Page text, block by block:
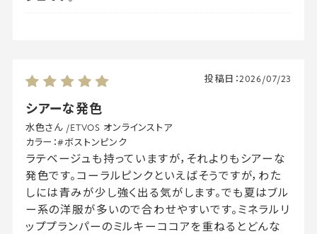
シアーな発色
投稿日：2026/07/23
水色さん /ETVOS オンラインストア
カラー：#ボストンピンク
ラテベージュも持っていますが，それよりもシアーな
発色です。コーラルピンクといえばそうですが，わた
しには青みが少し強く出る気がします。でも夏はブル
ー系の洋服が多いので合わせやすいです。ミネラルリ
ッププランパーのミルキーココアを重ねるとどんな